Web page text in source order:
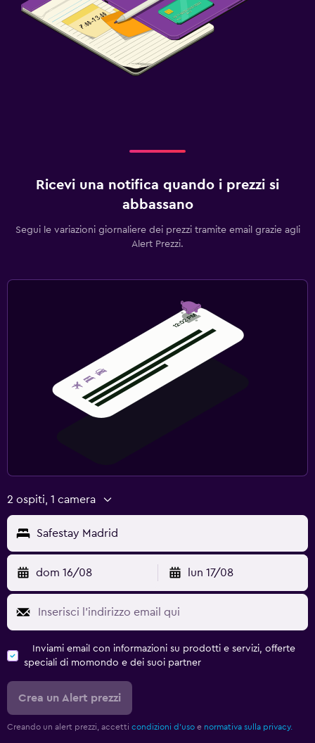
Ricevi una notifica quando i prezzi si
abbassano
Segui le variazioni giornaliere dei prezzi tramite email grazie agli
Alert Prezzi.
2 ospiti, 1 camera
Safestay Madrid
dom 16/08 lun 17/08
Inviami email con informazioni su prodotti e servizi, offerte
speciali di momondo e dei suoi partner
Crea un Alert prezzi
Creando un alert prezzi, accetti condizioni d'uso e normativa sulla privacy.